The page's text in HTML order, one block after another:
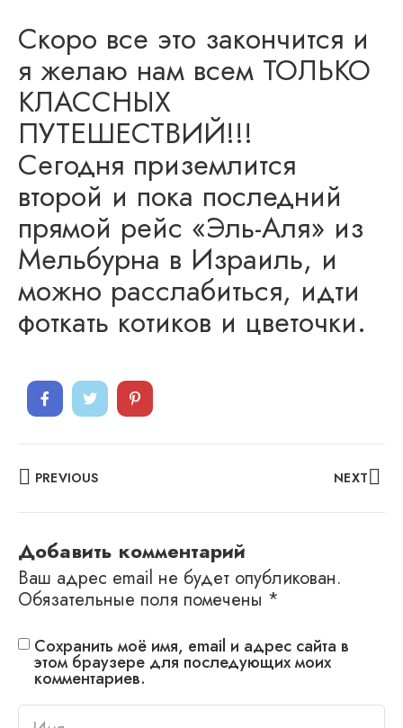
Скоро все это закончится и
я желаю нам всем ТОЛЬКО
КЛАССНЫХ
ПУТЕШЕСТВИЙ!!!
Сегодня приземлится
второй и пока последний
прямой рейс «Эль-Аля» из
Мельбурна в Израиль, и
можно расслабиться, идти
фоткать котиков и цветочки.
PREVIOUS NEXT
Добавить комментарий
Ваш адрес email не будет опубликован.
Обязательные поля помечены *
Сохранить моё имя, email и адрес сайта в
этом браузере для последующих моих
комментариев.